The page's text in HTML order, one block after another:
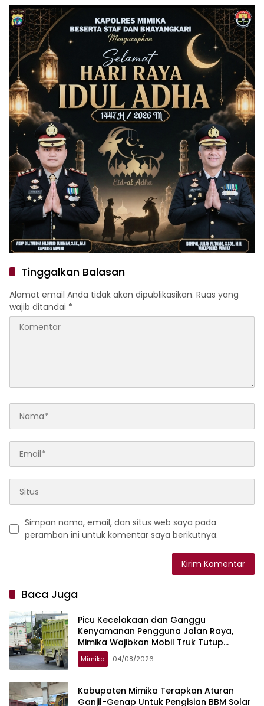
Dengan Bappenas
Tinggalkan Balasan
Alamat email Anda tidak akan dipublikasikan. Ruas yang
wajib ditandai *
Simpan nama, email, dan situs web saya pada
peramban ini untuk komentar saya berikutnya.
Baca Juga
Picu Kecelakaan dan Ganggu
Kenyamanan Pengguna Jalan Raya,
Mimika Wajibkan Mobil Truk Tutup
Muatan Pakai Terpal
Mimika 04/08/2026
Kabupaten Mimika Terapkan Aturan
Ganjil-Genap Untuk Pengisian BBM Solar